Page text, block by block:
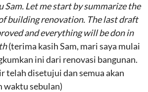
Sam. Let me start by summarize the
building renovation. The last draft
and everything will be don in
(terima kasih Sam, mari saya mulai
ini dari renovasi bangunan.
telah disetujui dan semua akan
waktu sebulan)